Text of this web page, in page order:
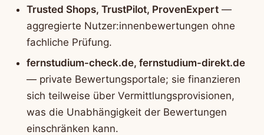
Trusted Shops, TrustPilot, ProvenExpert—
aggregierte Nutzer:innenbewertungen ohne
fachliche Prüfung.
fernstudium-check.de, fernstudium-direkt.de
— private Bewertungsportale; sie finanzieren
sich teilweise über Vermittlungsprovisionen,
was die Unabhängigkeit der Bewertungen
einschränken kann.